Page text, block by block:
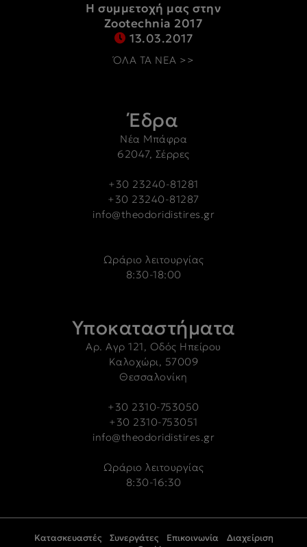
Η συμμετοχή μας στην
Zootechnia 2017
13.03.2017
ΌΛΑ ΤΑ ΝΕΑ >>
Έδρα
Νέα Μπάφρα
62047, Σέρρες
+30 23240-81281
+30 23240-81287
info@theodoridistires.gr
Ωράριο λειτουργίας
8:30-18:00
Υποκαταστήματα
Αρ. Αγρ 121, Οδός Ηπείρου
Καλοχώρι, 57009
Θεσσαλονίκη
+30 2310-753050
+30 2310-753051
info@theodoridistires.gr
Ωράριο λειτουργίας
8:30-16:30
Κατασκευαστές Συνεργάτες Επικοινωνία
Διαχείριση